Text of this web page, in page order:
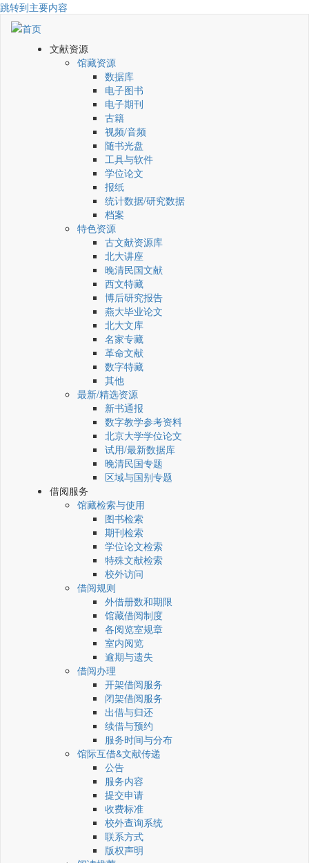
跳转到主要内容
文献资源
馆藏资源
数据库
电子图书
电子期刊
古籍
视频/音频
随书光盘
工具与软件
学位论文
报纸
统计数据/研究数据
档案
特色资源
古文献资源库
北大讲座
晚清民国文献
西文特藏
博后研究报告
燕大毕业论文
北大文库
名家专藏
革命文献
数字特藏
其他
最新/精选资源
新书通报
数字教学参考资料
北京大学学位论文
试用/最新数据库
晚清民国专题
区域与国别专题
借阅服务
馆藏检索与使用
图书检索
期刊检索
学位论文检索
特殊文献检索
校外访问
借阅规则
外借册数和期限
馆藏借阅制度
各阅览室规章
室内阅览
逾期与遗失
借阅办理
开架借阅服务
闭架借阅服务
出借与归还
续借与预约
服务时间与分布
馆际互借&文献传递
公告
服务内容
提交申请
收费标准
校外查询系统
联系方式
版权声明